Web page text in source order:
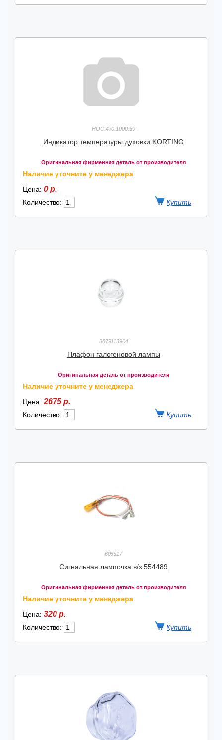
HOC.470.1000.59
Индикатор температуры духовки KORTING
Оригинальная фирменная деталь от производителя
Наличие уточните у менеджера
Цена: 0 р.
Количество:
3879113904
Плафон галогеновой лампы
Оригинальная деталь от производителя
Наличие уточните у менеджера
Цена: 2675 р.
Количество:
608517
Сигнальная лампочка в/з 554489
Оригинальная фирменная деталь от производителя
Наличие уточните у менеджера
Цена: 320 р.
Количество: